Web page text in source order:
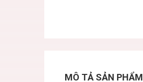
MÔ TẢ SẢN PHẨM